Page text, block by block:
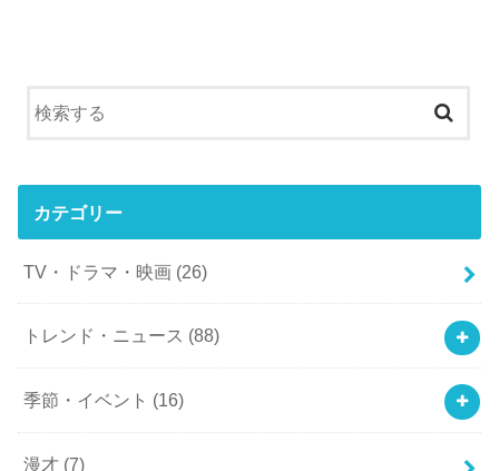
カテゴリー
TV・ドラマ・映画 (26)
トレンド・ニュース (88)
季節・イベント (16)
漫才 (7)